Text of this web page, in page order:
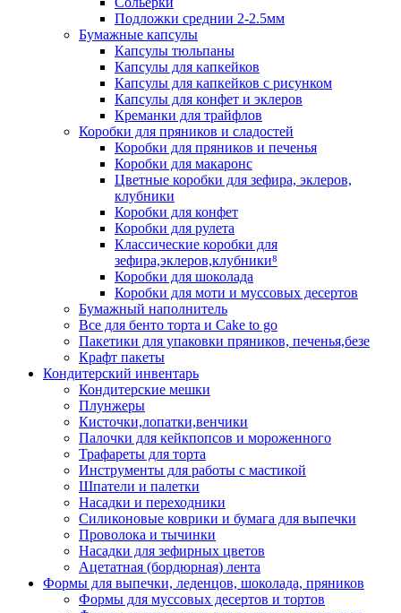
Подложки среднии 2-2.5мм
Бумажные капсулы
Капсулы тюльпаны
Капсулы для капкейков
Капсулы для капкейков с рисунком
Капсулы для конфет и эклеров
Креманки для трайфлов
Коробки для пряников и сладостей
Коробки для пряников и печенья
Коробки для макаронс
Цветные коробки для зефира, эклеров,
клубники
Коробки для конфет
Коробки для рулета
Классические коробки для
зефира,эклеров,клубники⁸
Коробки для шоколада
Коробки для моти и муссовых десертов
Бумажный наполнитель
Все для бенто торта и Cake to go
Пакетики для упаковки пряников, печенья,безе
Крафт пакеты
Кондитерский инвентарь
Кондитерские мешки
Плунжеры
Кисточки,лопатки,венчики
Палочки для кейкпопсов и мороженного
Трафареты для торта
Инструменты для работы с мастикой
Шпатели и палетки
Насадки и переходники
Силиконовые коврики и бумага для выпечки
Проволока и тычинки
Насадки для зефирных цветов
Ацетатная (бордюрная) лента
Формы для выпечки, леденцов, шоколада, пряников
Формы для муссовых десертов и тортов